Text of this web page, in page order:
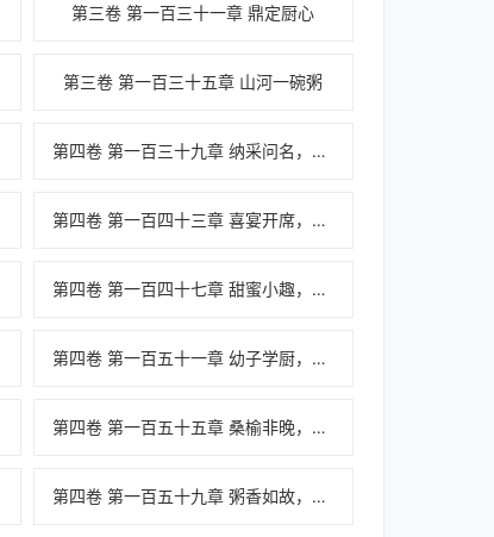
第三卷 第一百三十一章 鼎定厨心
第三卷 第一百三十五章 山河一碗粥
第四卷 第一百三十九章 纳采问名，食府为媒
第四卷 第一百四十三章 喜宴开席，百味传情
第四卷 第一百四十七章 甜蜜小趣，鼎火相伴
第四卷 第一百五十一章 幼子学厨，天赋初显
第四卷 第一百五十五章 桑榆非晚，家风绵长
第四卷 第一百五十九章 粥香如故，岁岁长安